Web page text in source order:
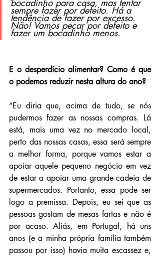
sempre fazer por defeito. Há a
tendência de fazer por excesso.
Não! Vamos pecar por defeito e
fazer um bocadinho menos.
E o desperdício alimentar? Como é que
o podemos reduzir nesta altura do ano?
“Eu diria que, acima de tudo, se nós
pudermos fazer as nossas compras. Lá
está, mais uma vez no mercado local,
perto das nossas casas, essa será sempre
a melhor forma, porque vamos estar a
apoiar aquele pequeno negócio em vez
de estar a apoiar uma grande cadeia de
supermercados. Portanto, essa pode ser
logo a premissa. Depois, eu sei que as
pessoas gostam de mesas fartas e não é
por acaso. Aliás, em Portugal, há uns
anos (e a minha própria família também
passou por isso) havia muita escassez e,